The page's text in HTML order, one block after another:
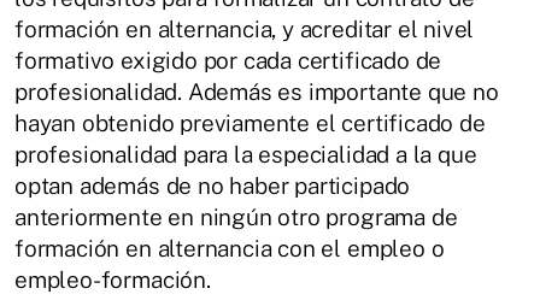
formación en alternancia, y acreditar el nivel
formativo exigido por cada certificado de
profesionalidad. Además es importante que no
hayan obtenido previamente el certificado de
profesionalidad para la especialidad a la que
optan además de no haber participado
anteriormente en ningún otro programa de
formación en alternancia con el empleo o
empleo-formación.